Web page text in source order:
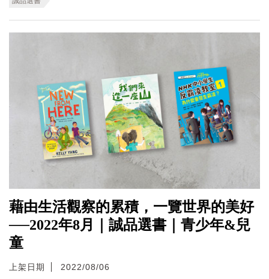
藉由生活觀察的累積，一覽世界的美好
──2022年8月｜誠品選書｜青少年&兒
童
上架日期 2022/08/06